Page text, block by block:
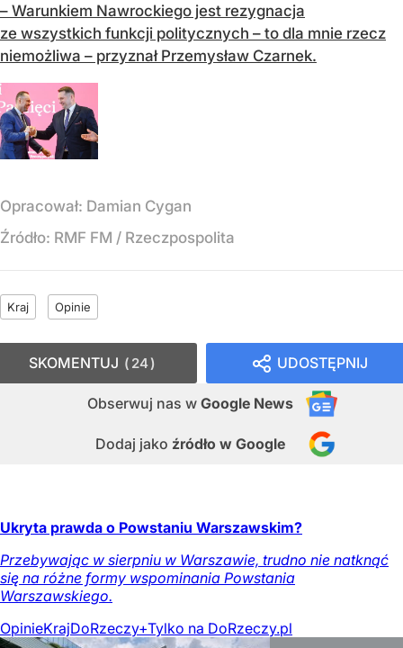
– Warunkiem Nawrockiego jest rezygnacja
ze wszystkich funkcji politycznych – to dla mnie rzecz
niemożliwa – przyznał Przemysław Czarnek.
Opracował: Damian Cygan
Źródło: RMF FM / Rzeczpospolita
Kraj Opinie
UDOSTĘPNIJ
Obserwuj nas w Google News
Dodaj jako źródło w Google
SKOMENTUJ 24
Ukryta prawda o Powstaniu Warszawskim?
Przebywając w sierpniu w Warszawie, trudno nie natknąć
się na różne formy wspominania Powstania
Warszawskiego.
OpinieKrajDoRzeczy+Tylko na DoRzeczy.pl